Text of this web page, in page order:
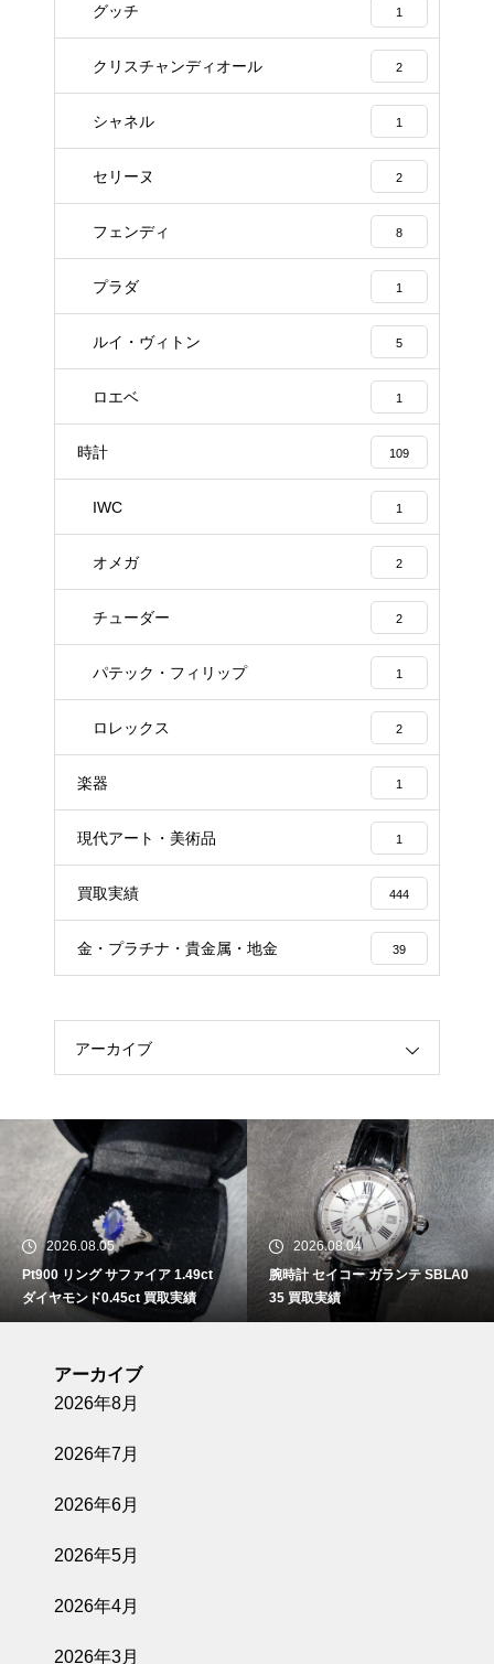
グッチ 1
クリスチャンディオール 2
シャネル 1
セリーヌ 2
フェンディ 8
プラダ 1
ルイ・ヴィトン 5
ロエベ 1
時計 109
IWC 1
オメガ 2
チューダー 2
パテック・フィリップ 1
ロレックス 2
楽器 1
現代アート・美術品 1
買取実績 444
金・プラチナ・貴金属・地金 39
アーカイブ
2026.08.05
Pt900 リング サファイア 1.49ct
ダイヤモンド0.45ct 買取実績
2026.08.04
腕時計 セイコー ガランテ SBLA0
35 買取実績
アーカイブ
2026年8月
2026年7月
2026年6月
2026年5月
2026年4月
2026年3月